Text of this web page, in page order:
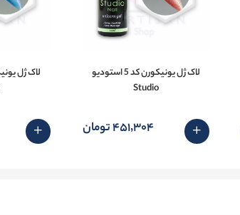
لاک ژل یونیکورن کد 5 استودیو
Studio
451٬304 تومان